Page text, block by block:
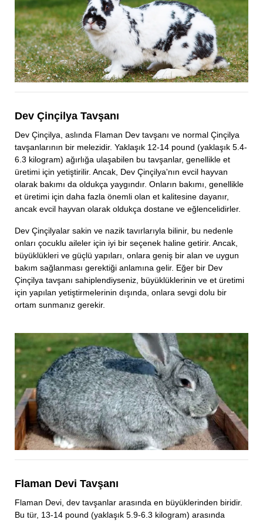
Dev Çinçilya Tavşanı
Dev Çinçilya, aslında Flaman Dev tavşanı ve normal Çinçilya
tavşanlarının bir melezidir. Yaklaşık 12-14 pound (yaklaşık 5.4-
6.3 kilogram) ağırlığa ulaşabilen bu tavşanlar, genellikle et
üretimi için yetiştirilir. Ancak, Dev Çinçilya'nın evcil hayvan
olarak bakımı da oldukça yaygındır. Onların bakımı, genellikle
et üretimi için daha fazla önemli olan et kalitesine dayanır,
ancak evcil hayvan olarak oldukça dostane ve eğlencelidirler.
Dev Çinçilyalar sakin ve nazik tavırlarıyla bilinir, bu nedenle
onları çocuklu aileler için iyi bir seçenek haline getirir. Ancak,
büyüklükleri ve güçlü yapıları, onlara geniş bir alan ve uygun
bakım sağlanması gerektiği anlamına gelir. Eğer bir Dev
Çinçilya tavşanı sahiplendiyseniz, büyüklüklerinin ve et üretimi
için yapılan yetiştirmelerinin dışında, onlara sevgi dolu bir
ortam sunmanız gerekir.
Flaman Devi Tavşanı
Flaman Devi, dev tavşanlar arasında en büyüklerinden biridir.
Bu tür, 13-14 pound (yaklaşık 5.9-6.3 kilogram) arasında